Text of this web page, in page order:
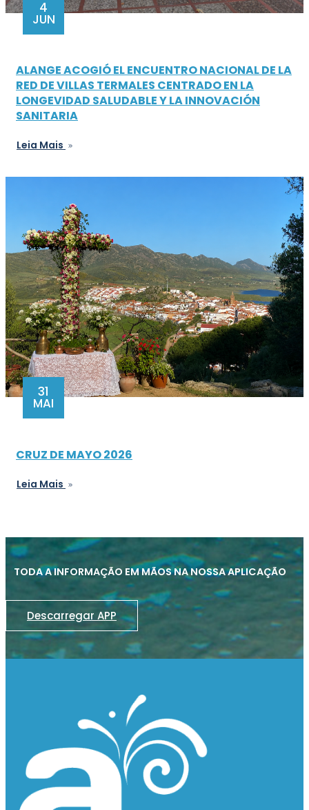
4
JUN
ALANGE ACOGIÓ EL ENCUENTRO NACIONAL DE LA
RED DE VILLAS TERMALES CENTRADO EN LA
LONGEVIDAD SALUDABLE Y LA INNOVACIÓN
SANITARIA
Leia Mais
31
MAI
CRUZ DE MAYO 2026
Leia Mais
TODA A INFORMAÇÃO EM MÃOS NA NOSSA APLICAÇÃO
Descarregar APP